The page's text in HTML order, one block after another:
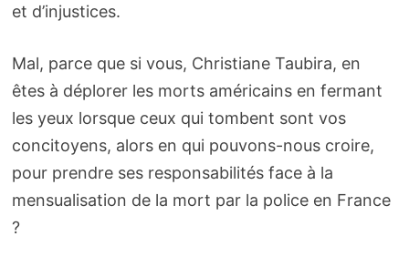
et d’injustices.
Mal, parce que si vous, Christiane Taubira, en
êtes à déplorer les morts américains en fermant
les yeux lorsque ceux qui tombent sont vos
concitoyens, alors en qui pouvons-nous croire,
pour prendre ses responsabilités face à la
mensualisation de la mort par la police en France
?